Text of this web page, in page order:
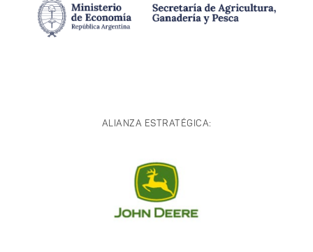
ALIANZA ESTRATÉGICA: